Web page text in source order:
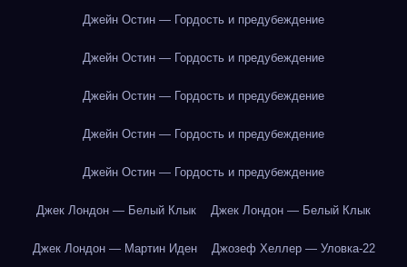
Джейн Остин — Гордость и предубеждение
Джейн Остин — Гордость и предубеждение
Джейн Остин — Гордость и предубеждение
Джейн Остин — Гордость и предубеждение
Джейн Остин — Гордость и предубеждение
Джек Лондон — Белый Клык Джек Лондон — Белый Клык
Джек Лондон — Мартин Иден Джозеф Хеллер — Уловка-22